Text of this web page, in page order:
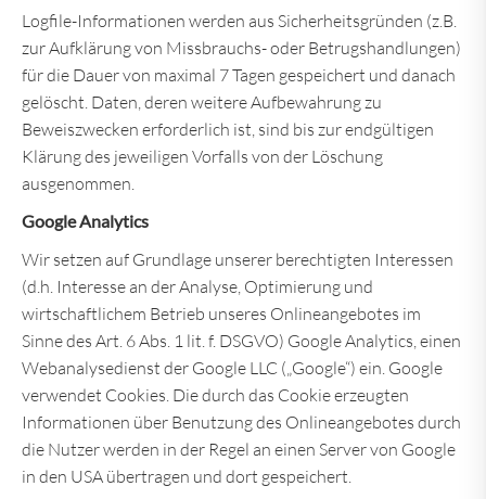
Logfile-Informationen werden aus Sicherheitsgründen (z.B.
zur Aufklärung von Missbrauchs- oder Betrugshandlungen)
für die Dauer von maximal 7 Tagen gespeichert und danach
gelöscht. Daten, deren weitere Aufbewahrung zu
Beweiszwecken erforderlich ist, sind bis zur endgültigen
Klärung des jeweiligen Vorfalls von der Löschung
ausgenommen.
Google Analytics
Wir setzen auf Grundlage unserer berechtigten Interessen
(d.h. Interesse an der Analyse, Optimierung und
wirtschaftlichem Betrieb unseres Onlineangebotes im
Sinne des Art. 6 Abs. 1 lit. f. DSGVO) Google Analytics, einen
Webanalysedienst der Google LLC („Google“) ein. Google
verwendet Cookies. Die durch das Cookie erzeugten
Informationen über Benutzung des Onlineangebotes durch
die Nutzer werden in der Regel an einen Server von Google
in den USA übertragen und dort gespeichert.